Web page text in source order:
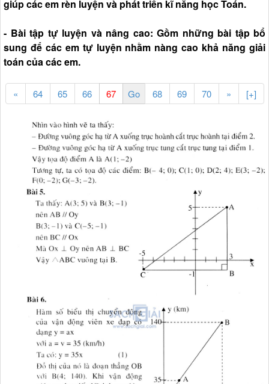
giúp các em rèn luyện và phát triển kĩ năng học Toán.
- Bài tập tự luyện và nâng cao: Gồm những bài tập bổ
sung để các em tự luyện nhằm nàng cao khả năng giải
toán của các em.
« 64 65 66 68 69 70 » [+]